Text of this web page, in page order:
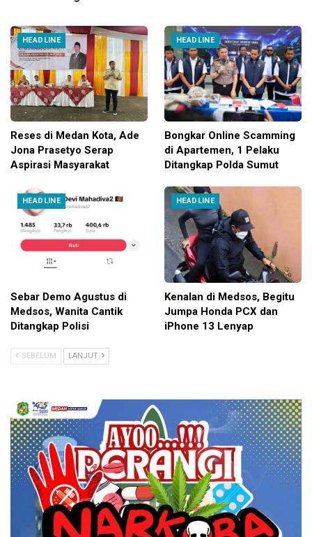
HEADLINE
Reses di Medan Kota, Ade
Jona Prasetyo Serap
Aspirasi Masyarakat
HEADLINE
Bongkar Online Scamming
di Apartemen, 1 Pelaku
Ditangkap Polda Sumut
HEADLINE
Sebar Demo Agustus di
Medsos, Wanita Cantik
Ditangkap Polisi
HEADLINE
Kenalan di Medsos, Begitu
Jumpa Honda PCX dan
iPhone 13 Lenyap
SEBELUM LANJUT